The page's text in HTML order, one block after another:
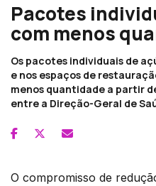
Pacotes
com menos
Os pacotes individuais de
e nos espaços de
menos quantidade a partir
entre a Direção-Geral de
O compromisso de